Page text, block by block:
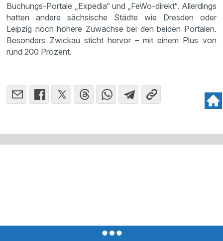
Buchungs-Portale „Expedia“ und „FeWo-direkt“. Allerdings
hatten andere sächsische Städte wie Dresden oder
Leipzig noch höhere Zuwächse bei den beiden Portalen.
Besonders Zwickau sticht hervor – mit einem Plus von
rund 200 Prozent.